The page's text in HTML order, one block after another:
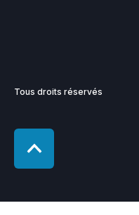
Tous droits réservés